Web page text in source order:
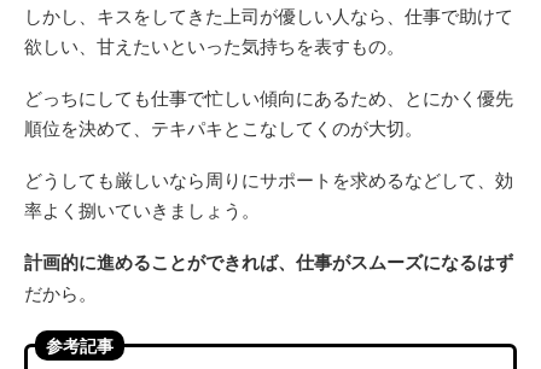
しかし、キスをしてきた上司が優しい人なら、仕事で助けて
欲しい、甘えたいといった気持ちを表すもの。
どっちにしても仕事で忙しい傾向にあるため、とにかく優先
順位を決めて、テキパキとこなしてくのが大切。
どうしても厳しいなら周りにサポートを求めるなどして、効
率よく捌いていきましょう。
計画的に進めることができれば、仕事がスムーズになるはず
だから。
参考記事